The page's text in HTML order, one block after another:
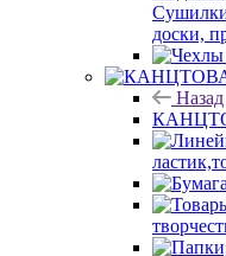
Сушилки
доски,
Назад